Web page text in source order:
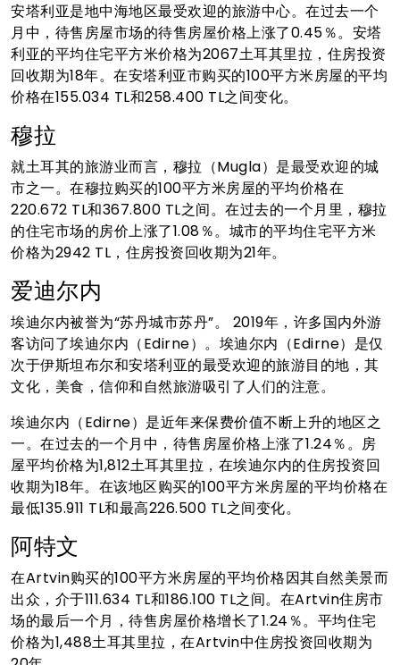
安塔利亚是地中海地区最受欢迎的旅游中心。在过去一个
月中，待售房屋市场的待售房屋价格上涨了0.45％。安塔
利亚的平均住宅平方米价格为2067土耳其里拉，住房投资
回收期为18年。在安塔利亚市购买的100平方米房屋的平均
价格在155.034 TL和258.400 TL之间变化。
穆拉
就土耳其的旅游业而言，穆拉（Mugla）是最受欢迎的城
市之一。在穆拉购买的100平方米房屋的平均价格在
220.672 TL和367.800 TL之间。在过去的一个月里，穆拉
的住宅市场的房价上涨了1.08％。城市的平均住宅平方米
价格为2942 TL，住房投资回收期为21年。
爱迪尔内
埃迪尔内被誉为“苏丹城市苏丹”。 2019年，许多国内外游
客访问了埃迪尔内（Edirne）。埃迪尔内（Edirne）是仅
次于伊斯坦布尔和安塔利亚的最受欢迎的旅游目的地，其
文化，美食，信仰和自然旅游吸引了人们的注意。
埃迪尔内（Edirne）是近年来保费价值不断上升的地区之
一。在过去的一个月中，待售房屋价格上涨了1.24％。房
屋平均价格为1,812土耳其里拉，在埃迪尔内的住房投资回
收期为18年。在该地区购买的100平方米房屋的平均价格在
最低135.911 TL和最高226.500 TL之间变化。
阿特文
在Artvin购买的100平方米房屋的平均价格因其自然美景而
出众，介于111.634 TL和186.100 TL之间。在Artvin住房市
场的最后一个月，待售房屋价格增长了1.24％。平均住宅
价格为1,488土耳其里拉，在Artvin中住房投资回收期为